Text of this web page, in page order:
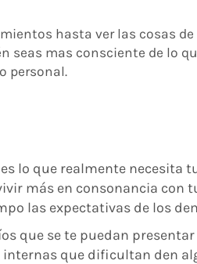
hasta ver las cosas
seas mas consciente de lo
personal.
lo que realmente necesita
más en consonancia con
las expectativas de los
que se te puedan presentar
que dificultan den